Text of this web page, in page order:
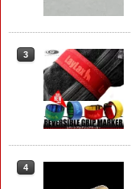
4
4
3
4